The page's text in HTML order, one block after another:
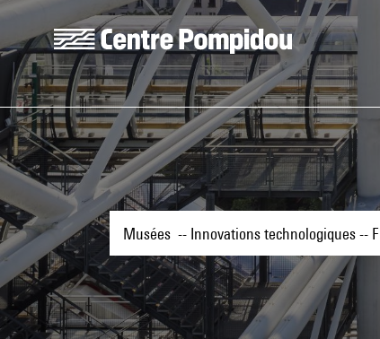
Aller au contenu principal
Centre Pompidou